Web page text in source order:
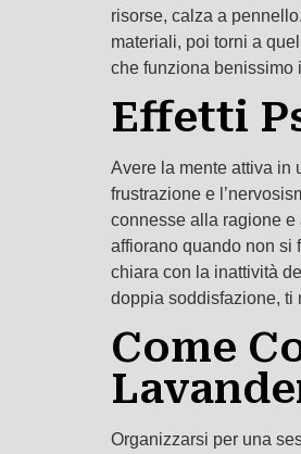
risorse, calza a
materiali, poi torni a
che funziona benissimo
Effetti
Avere la mente attiva in
frustrazione e
connesse alla ragione
affiorano quando non
chiara con la inattività
doppia soddisfazione, ti
Come
Organizzarsi per una